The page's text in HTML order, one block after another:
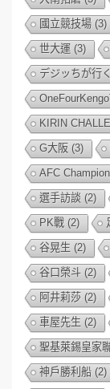
國立競技場 (3)
世大運 (3)
デジッちが行く
KIRIN
G大阪 (3)
AFC
選手訪談 (2)
PK戰 (2)
谷晃生 (2)
谷口榮斗 (2)
阿井莉莎 (2)
車屋先生 (2)
聖基萊錫皇家
神戶勝利船 (2)